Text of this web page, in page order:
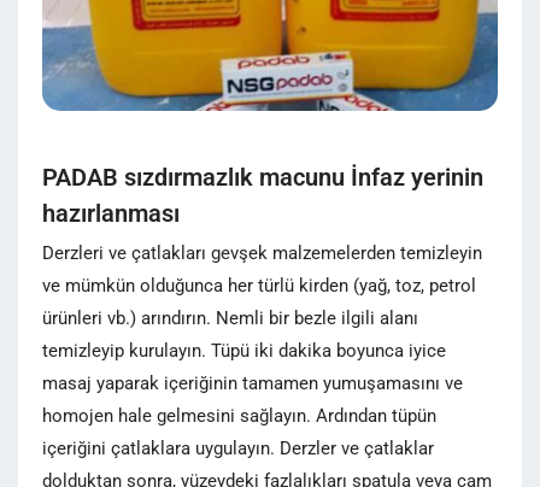
PADAB sızdırmazlık macunu İnfaz yerinin
hazırlanması
Derzleri ve çatlakları gevşek malzemelerden temizleyin
ve mümkün olduğunca her türlü kirden (yağ, toz, petrol
ürünleri vb.) arındırın. Nemli bir bezle ilgili alanı
temizleyip kurulayın. Tüpü iki dakika boyunca iyice
masaj yaparak içeriğinin tamamen yumuşamasını ve
homojen hale gelmesini sağlayın. Ardından tüpün
içeriğini çatlaklara uygulayın. Derzler ve çatlaklar
dolduktan sonra, yüzeydeki fazlalıkları spatula veya cam